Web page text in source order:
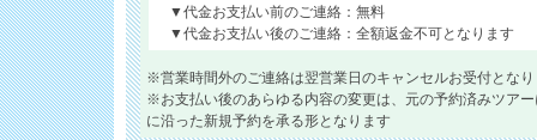
▼代金お支払い前のご連絡：無料
▼代金お支払い後のご連絡：全額返金不可となります
※営業時間外のご連絡は翌営業日のキャンセルお受付とな
※お支払い後のあらゆる内容の変更は、元の予約済みツア
に沿った新規予約を承る形となります